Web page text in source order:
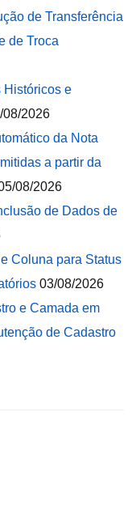
de Transferência
de Troca
Históricos e
08/2026
da Nota
a partir da
08/2026
de Dados de
Coluna para Status
03/08/2026
e Camada em
de Cadastro